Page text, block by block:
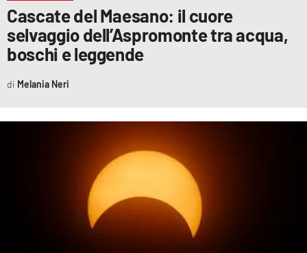
Cascate del Maesano: il cuore
selvaggio dell’Aspromonte tra acqua,
boschi e leggende
Melania Neri